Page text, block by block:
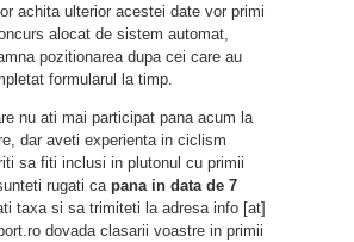
achita ulterior acestei date vor primi
alocat de sistem automat,
pozitionarea dupa cei care au
formularul la timp.
nu ati mai participat pana acum la
dar aveti experienta in ciclism
sa fiti inclusi in plutonul cu primii
rugati ca pana in data de 7
taxa si sa trimiteti la adresa info [at]
dovada clasarii voastre in primii